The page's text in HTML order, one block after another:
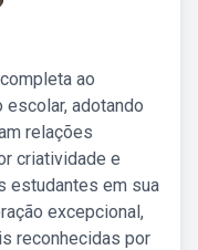
ao
adotando
relações
criatividade e
estudantes em sua
excepcional,
reconhecidas por